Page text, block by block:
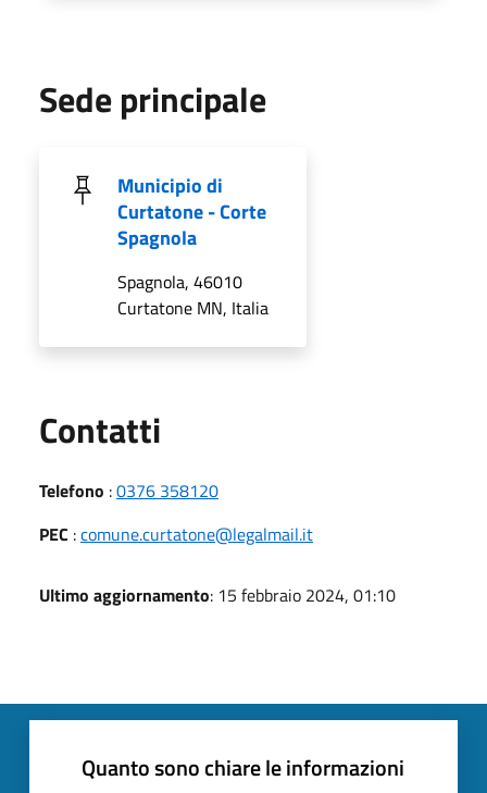
Sede principale
Municipio di
Curtatone - Corte
Spagnola
Spagnola, 46010
Curtatone MN, Italia
Contatti
Telefono :0376 358120
PEC :comune.curtatone@legalmail.it
Ultimo aggiornamento: 15 febbraio 2024, 01:10
Quanto sono chiare le informazioni